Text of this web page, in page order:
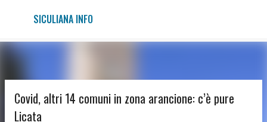
Passa ai contenuti principali
SICULIANA INFO
Covid, altri 14 comuni in zona arancione: c’è pure
Licata